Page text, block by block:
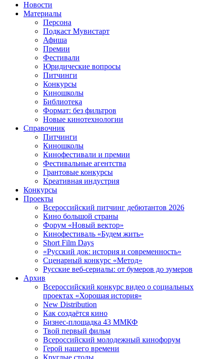
Новости
Материалы
Персона
Подкаст Мувистарт
Афиша
Премии
Фестивали
Юридические вопросы
Питчинги
Конкурсы
Киношколы
Библиотека
Формат: без фильтров
Новые кинотехнологии
Справочник
Питчинги
Киношколы
Кинофестивали и премии
Фестивальные агентства
Грантовые конкурсы
Креативная индустрия
Конкурсы
Проекты
Всероссийский питчинг дебютантов 2026
Кино большой страны
Форум «Новый вектор»
Кинофестиваль «Будем жить»
Short Film Days
«Русский док: история и современность»
Сценарный конкурс «Метод»
Русские веб-сериалы: от бумеров до зумеров
Архив
Всероссийский конкурс видео о социальных
проектах «Хорошая история»
New Distribution
Как создаётся кино
Бизнес-площадка 43 ММКФ
Твой первый фильм
Всероссийский молодежный кинофорум
Герой нашего времени
Круглые столы